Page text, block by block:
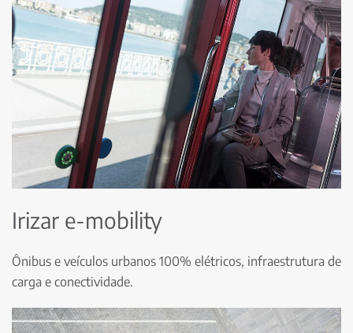
Irizar e-mobility
Ônibus e veículos urbanos 100% elétricos, infraestrutura de
carga e conectividade.